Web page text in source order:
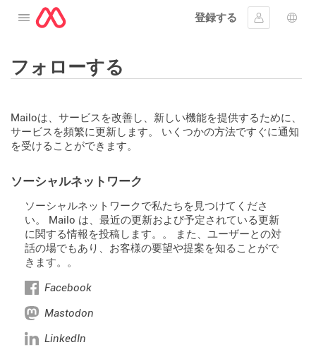
メニューを開く
登録する
ｻｲﾝｲﾝする言語
フォローする
Mailoは、サービスを改善し、新しい機能を提供するために、
サービスを頻繁に更新します。 いくつかの方法ですぐに通知
を受けることができます。
ソーシャルネットワーク
ソーシャルネットワークで私たちを見つけてくださ
い。 Mailo は、最近の更新および予定されている更新
に関する情報を投稿します。。 また、ユーザーとの対
話の場でもあり、お客様の要望や提案を知ることがで
きます。。
Facebook
Mastodon
LinkedIn